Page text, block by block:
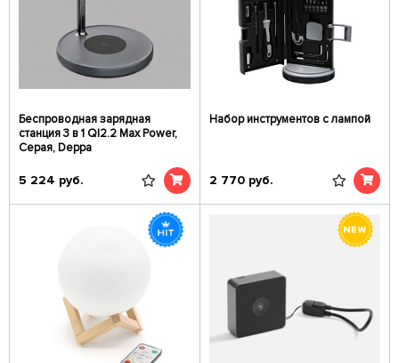
Беспроводная зарядная
станция 3 в 1 QI2.2 Max Power,
Серая, Deppa
5 224 руб.
Набор инструментов с лампой
2 770 руб.